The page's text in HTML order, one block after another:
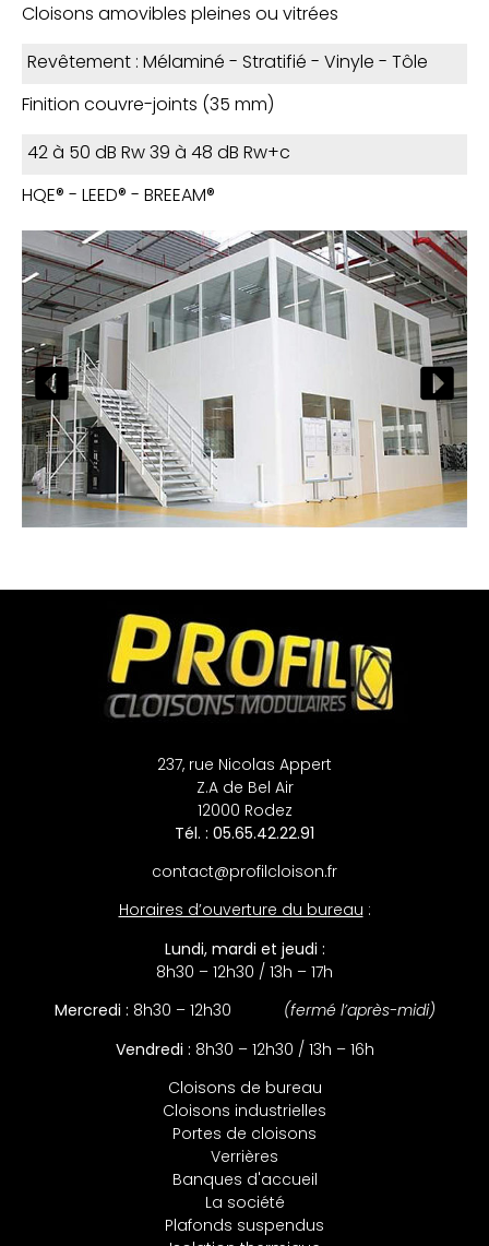
Cloisons amovibles pleines ou vitrées
Revêtement : Mélaminé - Stratifié - Vinyle - Tôle
Finition couvre-joints (35 mm)
42 à 50 dB Rw 39 à 48 dB Rw+c
HQE® - LEED® - BREEAM®
237, rue Nicolas Appert
Z.A de Bel Air
12000 Rodez
Tél. : 05.65.42.22.91
contact@profilcloison.fr
Horaires d’ouverture du bureau :
Lundi, mardi et jeudi :
8h30 – 12h30 / 13h – 17h
Mercredi : 8h30 – 12h30 (fermé l’après-midi)
Vendredi : 8h30 – 12h30 / 13h – 16h
Cloisons de bureau
Cloisons industrielles
Portes de cloisons
Verrières
Banques d'accueil
La société
Plafonds suspendus